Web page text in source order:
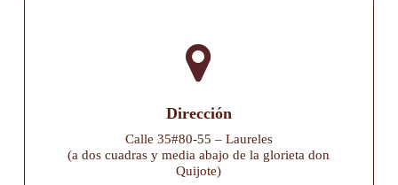
Dirección
Calle 35#80-55 – Laureles
(a dos cuadras y media abajo de la glorieta don
Quijote)